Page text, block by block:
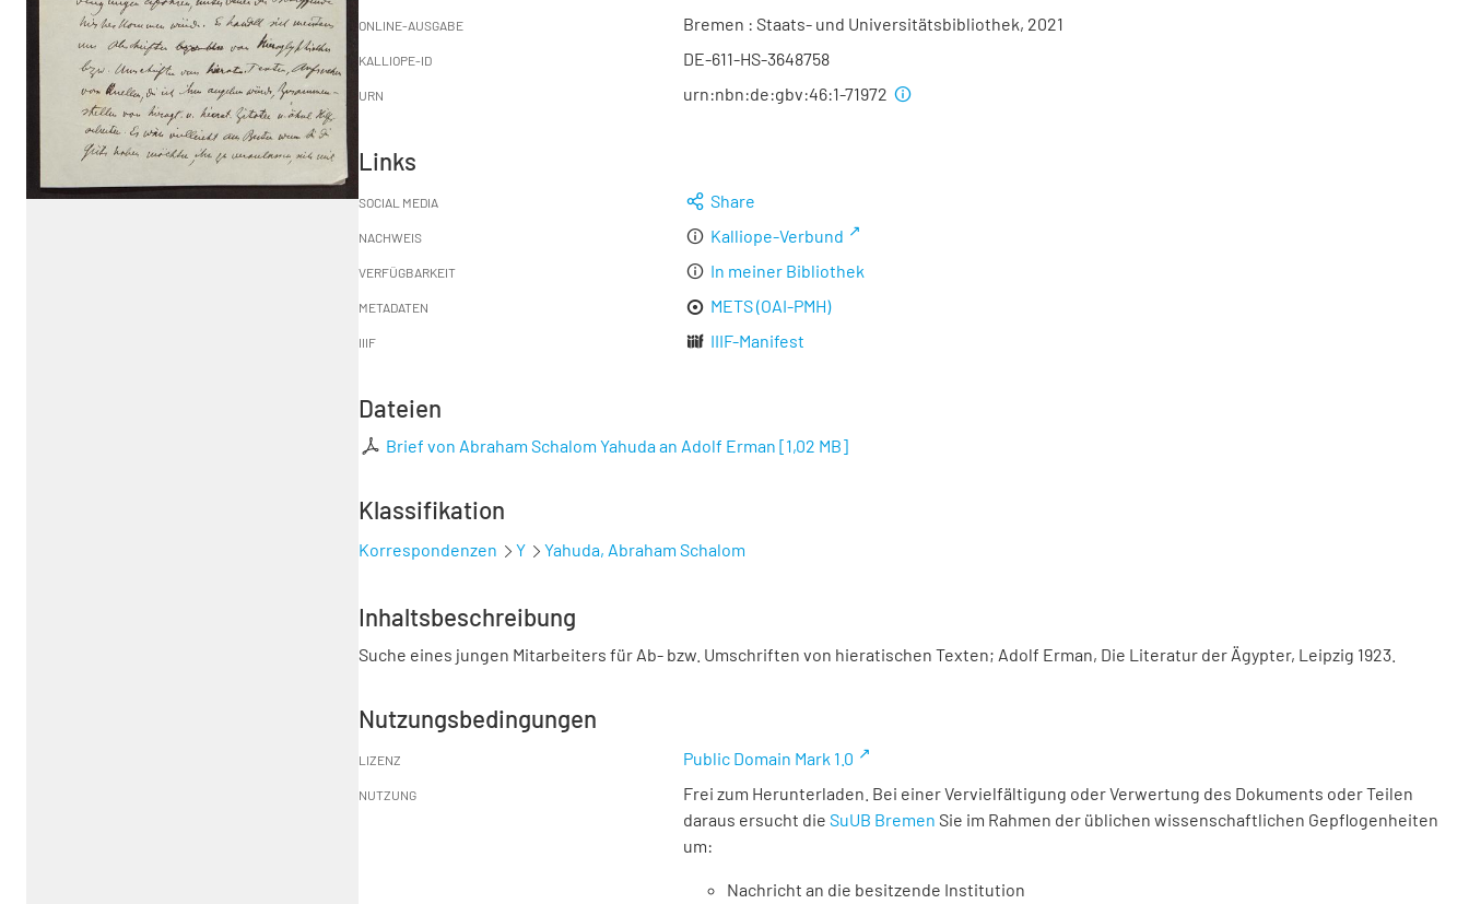
ONLINE-AUSGABE Bremen : Staats- und Universitätsbibliothek, 2021
KALLIOPE-ID DE-611-HS-3648758
URN urn:nbn:de:gbv:46:1-71972
Links
SOCIAL MEDIA Share
NACHWEIS Kalliope-Verbund
VERFÜGBARKEIT In meiner Bibliothek
METADATEN METS (OAI-PMH)
IIIF IIIF-Manifest
Dateien
Brief von Abraham Schalom Yahuda an Adolf Erman [1,02 MB]
Klassifikation
Korrespondenzen Y Yahuda, Abraham Schalom
Inhaltsbeschreibung
Suche eines jungen Mitarbeiters für Ab- bzw. Umschriften von hieratischen Texten; Adolf Erman, Die Literatur der Ägypter, Leipzig 1923.
Nutzungsbedingungen
LIZENZ Public Domain Mark 1.0
NUTZUNG
Frei zum Herunterladen. Bei einer Vervielfältigung oder Verwertung des Dokuments oder Teilen
daraus ersucht die SuUB Bremen Sie im Rahmen der üblichen wissenschaftlichen Gepflogenheiten
um:
Nachricht an die besitzende Institution